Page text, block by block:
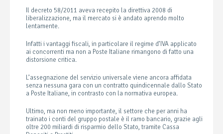
Il decreto 58/2011 aveva recepito la direttiva 2008 di
liberalizzazione, ma il mercato si è andato aprendo molto
lentamente.
Infatti i vantaggi fiscali, in particolare il regime d’IVA applicato
ai concorrenti ma non a Poste Italiane rimangono di fatto una
distorsione critica.
L’assegnazione del servizio universale viene ancora affidata
senza nessuna gara con un contratto quindicennale dallo Stato
a Poste Italiane, in contrasto con la normativa europea.
Ultimo, ma non meno importante, il settore che per anni ha
trainato i conti del gruppo postale è il ramo bancario, grazie agli
oltre 200 miliardi di risparmio dello Stato, tramite Cassa